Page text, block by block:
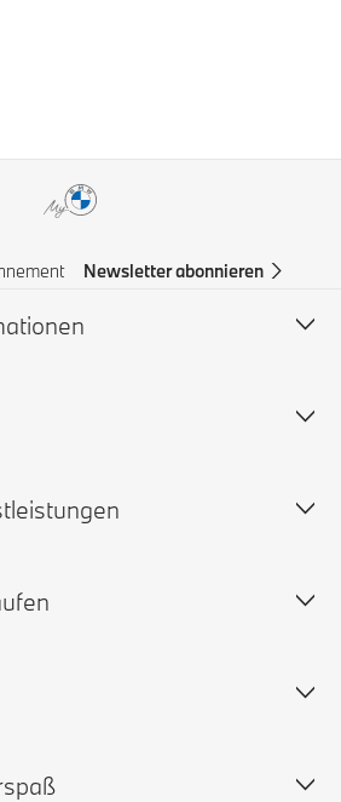
Newsletter abonnieren
Auto